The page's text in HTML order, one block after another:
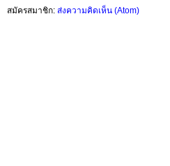
สมัครสมาชิก: ส่งความคิดเห็น (Atom)